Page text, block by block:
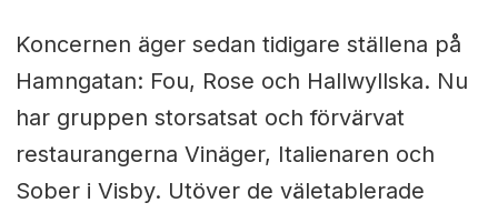
Koncernen äger sedan tidigare ställena på
Hamngatan: Fou, Rose och Hallwyllska. Nu
har gruppen storsatsat och förvärvat
restaurangerna Vinäger, Italienaren och
Sober i Visby. Utöver de väletablerade